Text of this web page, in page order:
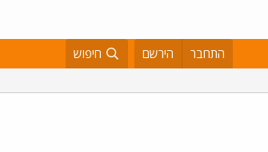
התחבר הירשם חיפוש